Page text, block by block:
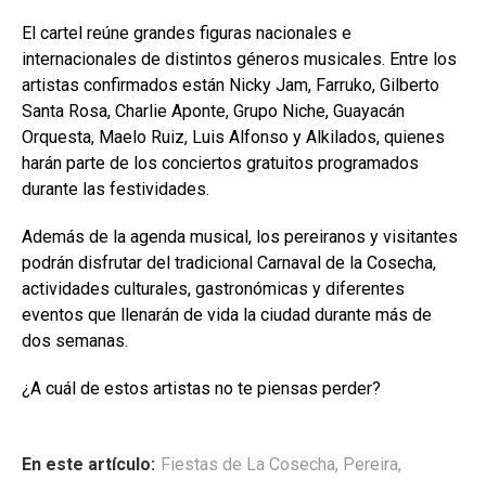
El cartel reúne grandes figuras nacionales e
internacionales de distintos géneros musicales. Entre los
artistas confirmados están Nicky Jam, Farruko, Gilberto
Santa Rosa, Charlie Aponte, Grupo Niche, Guayacán
Orquesta, Maelo Ruiz, Luis Alfonso y Alkilados, quienes
harán parte de los conciertos gratuitos programados
durante las festividades.
Además de la agenda musical, los pereiranos y visitantes
podrán disfrutar del tradicional Carnaval de la Cosecha,
actividades culturales, gastronómicas y diferentes
eventos que llenarán de vida la ciudad durante más de
dos semanas.
¿A cuál de estos artistas no te piensas perder?
En este artículo: Fiestas de La Cosecha, Pereira,